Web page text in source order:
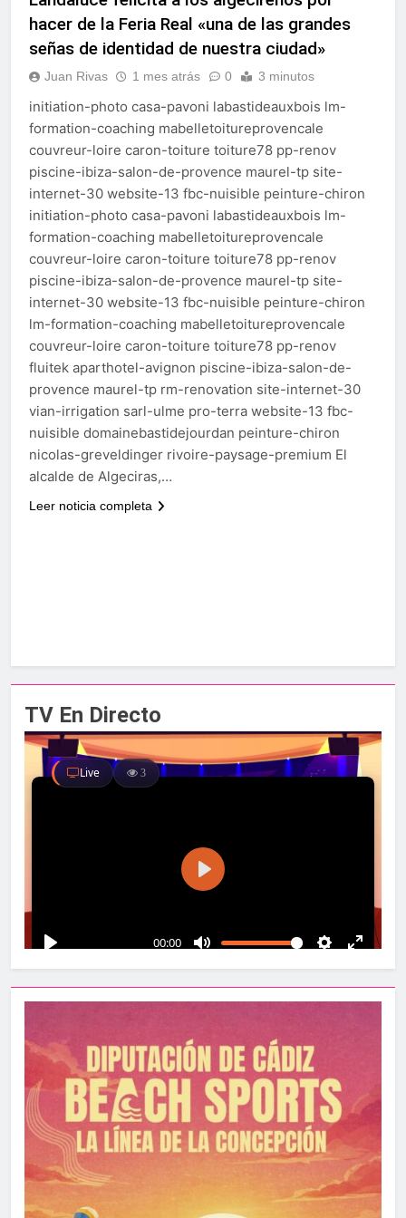
echa el cierre con éxito
rotundo
2 Semanas Atrás
La Mancomunidad y el
Banco de Alimentos del
Campo de Gibraltar renuevan
su convenio de colaboración
Tráfico especial para
despedir la feria. Ojo si vas
a Santa Bárbara
2 Semanas Atrás
La feria se despide por todo
lo alto: Antonio José,
fuegos artificiales y música
hasta el amanecer
2 Semanas Atrás
TV En Directo
hacer de la Feria Real «una de las grandes
señas de identidad de nuestra ciudad»
Juan Rivas 1 mes atrás 0 3 minutos
initiation-photo casa-pavoni labastideauxbois lm-
formation-coaching mabelletoitureprovencale
couvreur-loire caron-toiture toiture78 pp-renov
piscine-ibiza-salon-de-provence maurel-tp site-
internet-30 website-13 fbc-nuisible peinture-chiron
initiation-photo casa-pavoni labastideauxbois lm-
formation-coaching mabelletoitureprovencale
couvreur-loire caron-toiture toiture78 pp-renov
piscine-ibiza-salon-de-provence maurel-tp site-
internet-30 website-13 fbc-nuisible peinture-chiron
lm-formation-coaching mabelletoitureprovencale
couvreur-loire caron-toiture toiture78 pp-renov
fluitek aparthotel-avignon piscine-ibiza-salon-de-
provence maurel-tp rm-renovation site-internet-30
vian-irrigation sarl-ulme pro-terra website-13 fbc-
nuisible domainebastidejourdan peinture-chiron
nicolas-greveldinger rivoire-paysage-premium El
alcalde de Algeciras,…
Leer noticia completa